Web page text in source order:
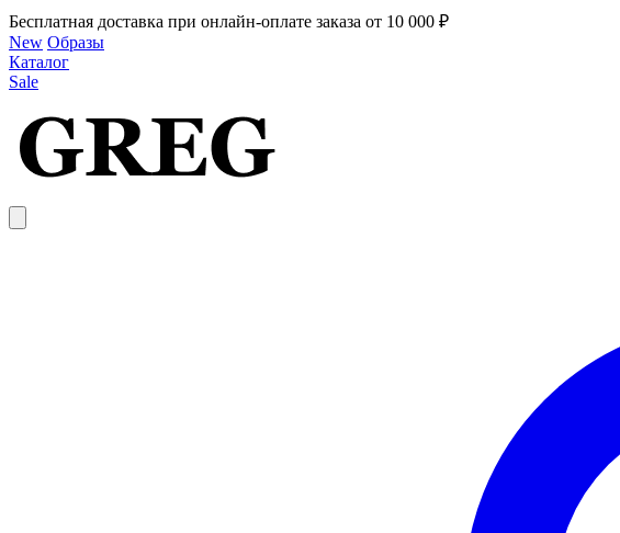
Бесплатная доставка при онлайн-оплате заказа от 10 000 ₽
New Образы
Каталог
Sale